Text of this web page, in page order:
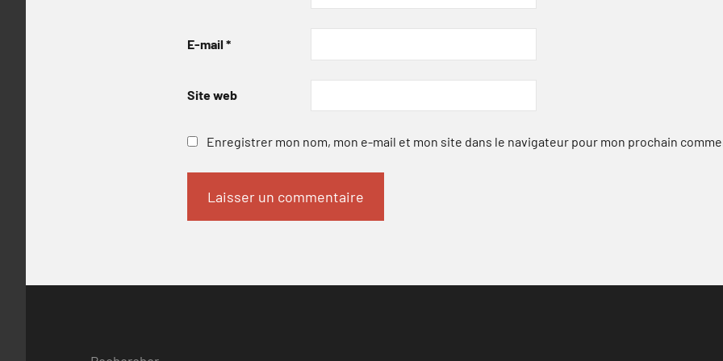
E-mail *
Site web
Enregistrer mon nom, mon e-mail et mon site dans le navigateur pour mon prochain